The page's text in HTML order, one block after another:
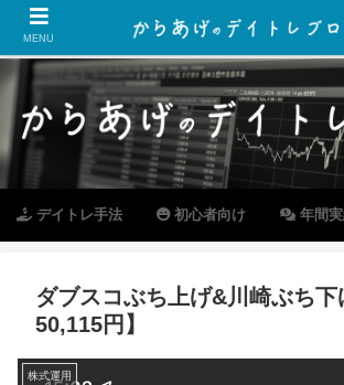
デイトレ手法 初心者向け 年間
ダブスコぶち上げ&川崎ぶち下
50,115円】
株式運用
MENU